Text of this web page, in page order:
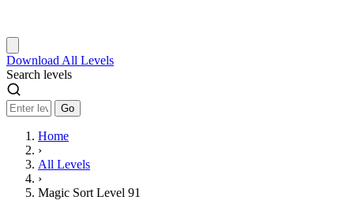
Download All Levels
Search levels
Go
Home
›
All Levels
›
Magic Sort Level 91